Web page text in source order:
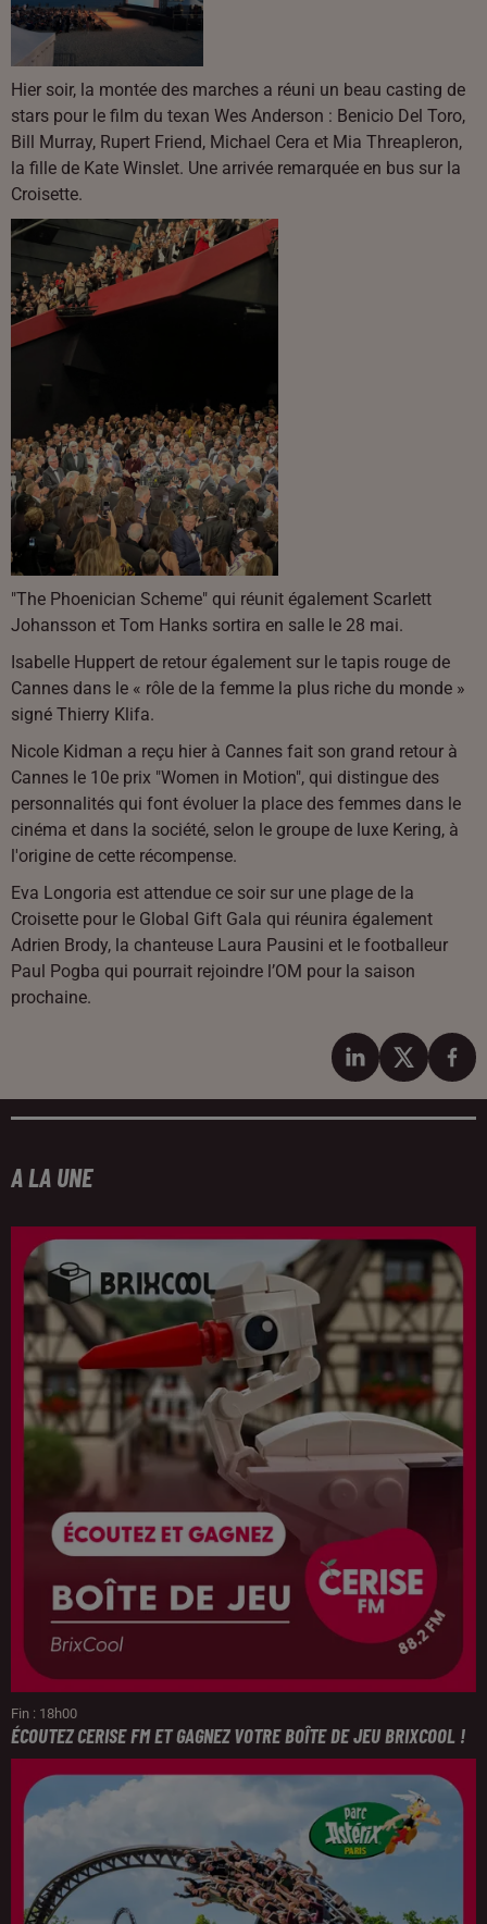
Hier soir, la montée des marches a réuni un beau casting de
stars pour le film du texan Wes Anderson : Benicio Del Toro,
Bill Murray, Rupert Friend, Michael Cera et Mia Threapleron,
la fille de Kate Winslet. Une arrivée remarquée en bus sur la
Croisette.
"The Phoenician Scheme" qui réunit également Scarlett
Johansson et Tom Hanks sortira en salle le 28 mai.
Isabelle Huppert de retour également sur le tapis rouge de
Cannes dans le « rôle de la femme la plus riche du monde »
signé Thierry Klifa.
Nicole Kidman a reçu hier à Cannes fait son grand retour à
Cannes le 10e prix "Women in Motion", qui distingue des
personnalités qui font évoluer la place des femmes dans le
cinéma et dans la société, selon le groupe de luxe Kering, à
l'origine de cette récompense.
Eva Longoria est attendue ce soir sur une plage de la
Croisette pour le Global Gift Gala qui réunira également
Adrien Brody, la chanteuse Laura Pausini et le footballeur
Paul Pogba qui pourrait rejoindre l’OM pour la saison
prochaine.
A LA UNE
Fin : 18h00
ÉCOUTEZ CERISE FM ET GAGNEZ VOTRE BOÎTE DE JEU BRIXCOOL !